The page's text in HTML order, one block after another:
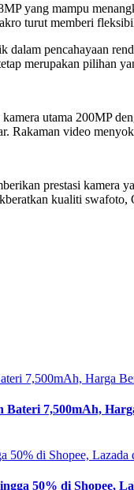
yang mampu
turut memberi
dalam pencahayaan
merupakan pilihan
utama 200MP
Rakaman video
prestasi kamera
kualiti
7,500mAh, Harga
7,500mAh,
50% di Shopee,
50% di Shopee,